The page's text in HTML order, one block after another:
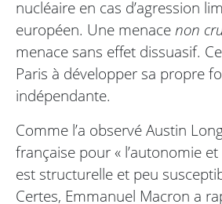
nucléaire en cas d’agression
européen. Une menacenon
menace sans effet dissuasif.
Paris à développer sa propre
indépendante.
Comme l’a observé Austin
française pour « l’autonomie et
est structurelle et peu
Certes, Emmanuel Macron a